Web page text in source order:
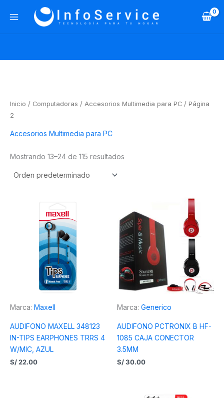
Inicio / Computadoras / Accesorios Multimedia para PC / Página
2
Accesorios Multimedia para PC
Mostrando 13–24 de 115 resultados
Marca: Maxell
AUDIFONO MAXELL 348123
IN-TIPS EARPHONES TRRS 4
W/MIC, AZUL
S/ 22.00
Marca: Generico
AUDIFONO PCTRONIX B HF-
1085 CAJA CONECTOR
3.5MM
S/ 30.00